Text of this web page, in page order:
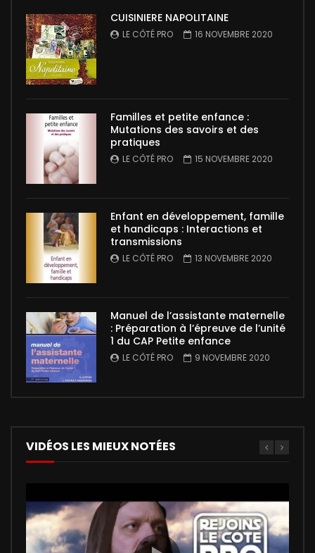
CUISINIERE NAPOLITAINE
LE CÔTÉ PRO 16 NOVEMBRE 2020
Familles et petite enfance :
Mutations des savoirs et des
pratiques
LE CÔTÉ PRO 15 NOVEMBRE 2020
Enfant en développement, famille
et handicaps : Interactions et
transmissions
LE CÔTÉ PRO 13 NOVEMBRE 2020
Manuel de l’assistante maternelle
: Préparation à l’épreuve de l’unité
1 du CAP Petite enfance
LE CÔTÉ PRO 9 NOVEMBRE 2020
VIDÉOS LES MIEUX NOTÉES